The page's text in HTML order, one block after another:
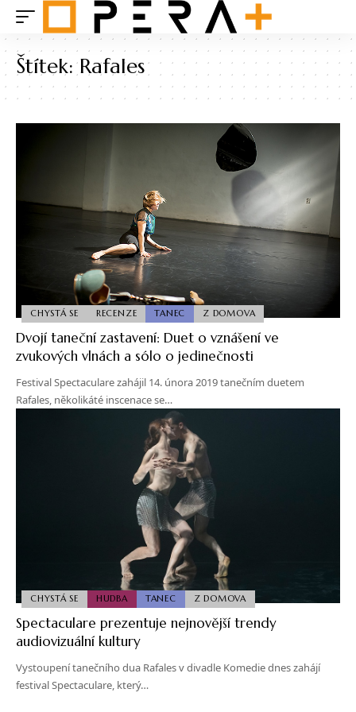
Štítek:Rafales
CHYSTÁ SE RECENZE TANEC Z DOMOVA
Dvojí taneční zastavení: Duet o vznášení ve
zvukových vlnách a sólo o jedinečnosti
Festival Spectaculare zahájil 14. února 2019 tanečním duetem
Rafales, několikáté inscenace se…
CHYSTÁ SE HUDBA TANEC Z DOMOVA
Spectaculare prezentuje nejnovější trendy
audiovizuální kultury
Vystoupení tanečního dua Rafales v divadle Komedie dnes zahájí
festival Spectaculare, který…